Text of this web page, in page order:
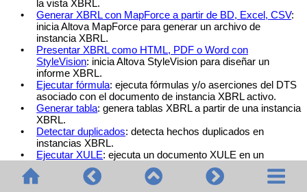
la vista XBRL.
•
Generar XBRL con MapForce a partir de BD, Excel, CSV:
inicia Altova MapForce para generar un archivo de
instancia XBRL.
•
Presentar XBRL como HTML, PDF o Word con
StyleVision: inicia Altova StyleVision para diseñar un
informe XBRL.
•
Ejecutar fórmula: ejecuta fórmulas y/o aserciones del DTS
asociado con el documento de instancia XBRL activo.
•
Generar tabla: genera tablas XBRL a partir de una instancia
XBRL.
•
Detectar duplicados: detecta hechos duplicados en
instancias XBRL.
•
Ejecutar XULE: ejecuta un documento XULE en un
documento de instancia XBRL.
•
Transformar Inline XBRL: genera la parte Inline XBRL de un